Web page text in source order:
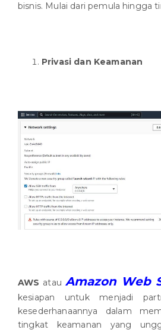
bisnis. Mulai dari pemula hingga
Privasi dan Keamanan
AWS atau Amazon Web
kesiapan untuk menjadi
kesederhanaannya dalam
tingkat keamanan yang